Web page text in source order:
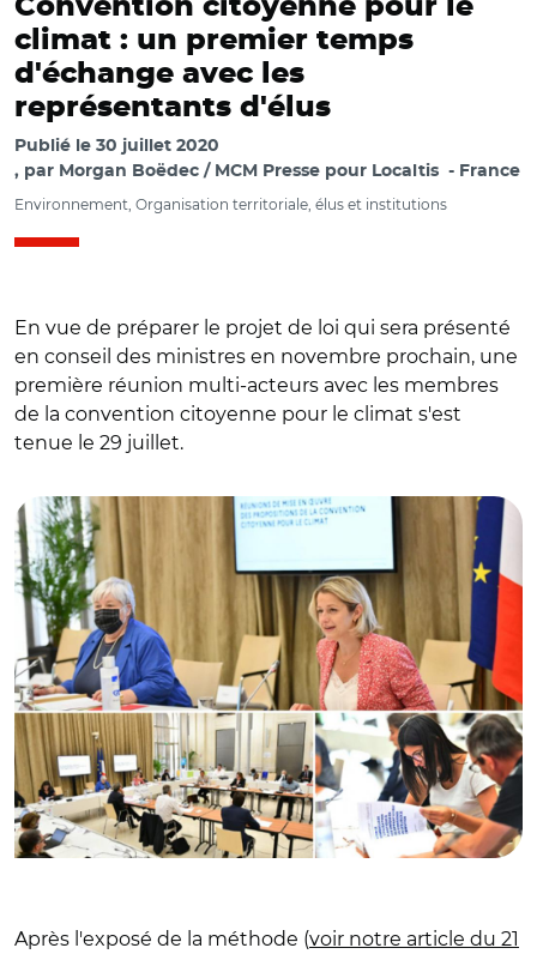
Convention citoyenne pour le
climat : un premier temps
d'échange avec les
représentants d'élus
Publié le 30 juillet 2020
par Morgan Boëdec / MCM Presse pour Localtis France
Environnement, Organisation territoriale, élus et institutions
En vue de préparer le projet de loi qui sera présenté
en conseil des ministres en novembre prochain, une
première réunion multi-acteurs avec les membres
de la convention citoyenne pour le climat s'est
tenue le 29 juillet.
Après l'exposé de la méthode (voir notre article du 21